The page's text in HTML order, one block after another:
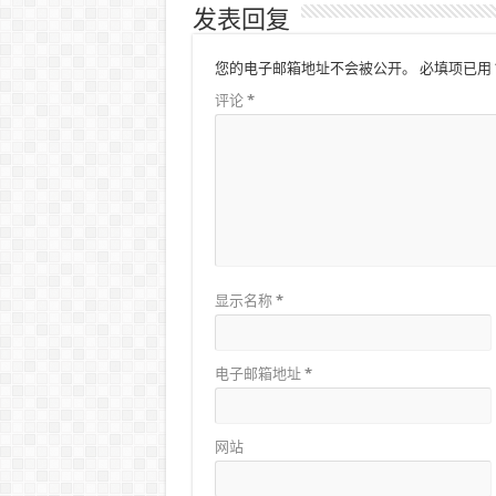
发表回复
您的电子邮箱地址不会被公开。 必填项已用
评论 *
显示名称 *
电子邮箱地址 *
网站